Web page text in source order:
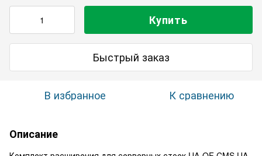
Купить
Быстрый заказ
В избранное К сравнению
Описание